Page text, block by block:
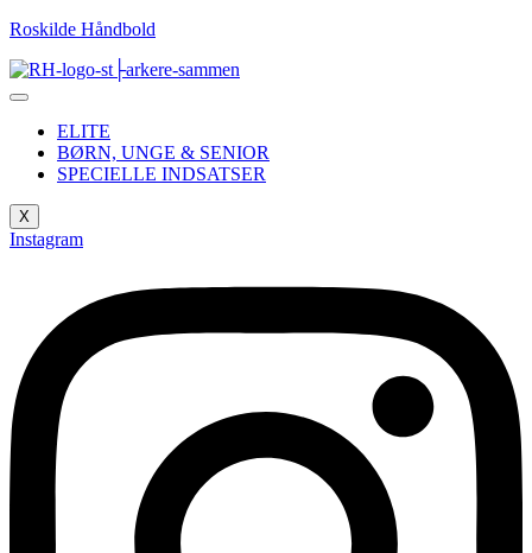
Roskilde Håndbold
ELITE
BØRN, UNGE & SENIOR
SPECIELLE INDSATSER
X
Instagram